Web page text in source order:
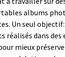
albums
Un seul
réalisés dans des
mieux